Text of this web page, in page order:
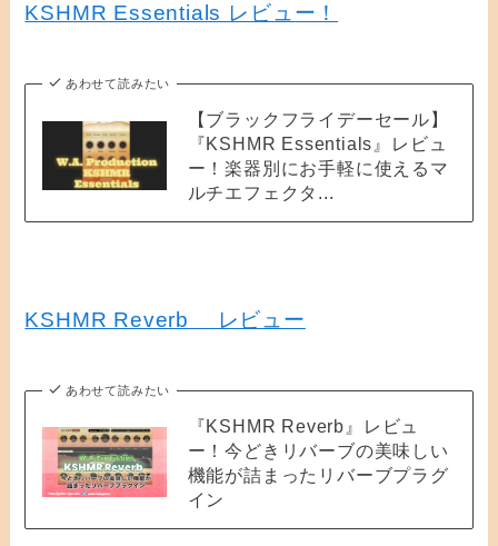
KSHMR Essentials レビュー！
あわせて読みたい
【ブラックフライデーセール】
『KSHMR Essentials』レビュ
ー！楽器別にお手軽に使えるマ
ルチエフェクタ...
KSHMR Reverb レビュー
あわせて読みたい
『KSHMR Reverb』レビュ
ー！今どきリバーブの美味しい
機能が詰まったリバーブプラグ
イン